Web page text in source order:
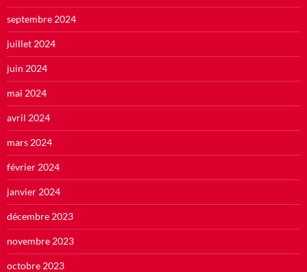
septembre 2024
juillet 2024
juin 2024
mai 2024
avril 2024
mars 2024
février 2024
janvier 2024
décembre 2023
novembre 2023
octobre 2023